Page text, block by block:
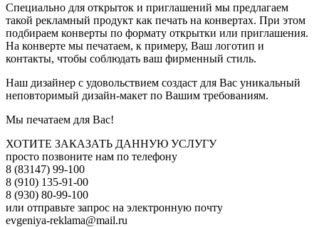
Специально для открыток и приглашений мы предлагаем
такой рекламный продукт как печать на конвертах. При этом
подбираем конверты по формату открытки или приглашения.
На конверте мы печатаем, к примеру, Ваш логотип и
контакты, чтобы соблюдать ваш фирменный стиль.
Наш дизайнер с удовольствием создаст для Вас уникальный
неповторимый дизайн-макет по Вашим требованиям.
Мы печатаем для Вас!
ХОТИТЕ ЗАКАЗАТЬ ДАННУЮ УСЛУГУ
просто позвоните нам по телефону
8 (83147) 99-100
8 (910) 135-91-00
8 (930) 80-99-100
или отправьте запрос на электронную почту
evgeniya-reklama@mail.ru